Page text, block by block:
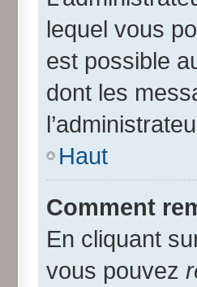
lequel vous
est possible
dont les
Haut
Comment
En cliquant
vous pouvez